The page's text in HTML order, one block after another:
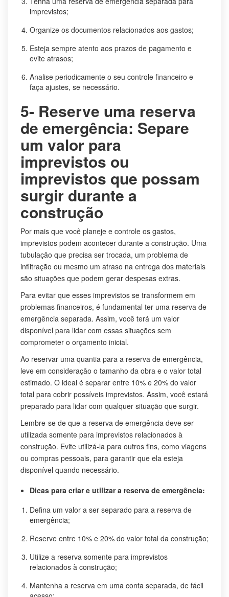
imprevistos;
Organize os documentos relacionados aos gastos;
Esteja sempre atento aos prazos de pagamento e
evite atrasos;
Analise periodicamente o seu controle financeiro e
faça ajustes, se necessário.
5- Reserve uma reserva
de emergência: Separe
um valor para
imprevistos ou
imprevistos que possam
surgir durante a
construção
Por mais que você planeje e controle os gastos,
imprevistos podem acontecer durante a construção. Uma
tubulação que precisa ser trocada, um problema de
infiltração ou mesmo um atraso na entrega dos materiais
são situações que podem gerar despesas extras.
Para evitar que esses imprevistos se transformem em
problemas financeiros, é fundamental ter uma reserva de
emergência separada. Assim, você terá um valor
disponível para lidar com essas situações sem
comprometer o orçamento inicial.
Ao reservar uma quantia para a reserva de emergência,
leve em consideração o tamanho da obra e o valor total
estimado. O ideal é separar entre 10% e 20% do valor
total para cobrir possíveis imprevistos. Assim, você estará
preparado para lidar com qualquer situação que surgir.
Lembre-se de que a reserva de emergência deve ser
utilizada somente para imprevistos relacionados à
construção. Evite utilizá-la para outros fins, como viagens
ou compras pessoais, para garantir que ela esteja
disponível quando necessário.
Dicas para criar e utilizar a reserva de emergência:
Defina um valor a ser separado para a reserva de
emergência;
Reserve entre 10% e 20% do valor total da construção;
Utilize a reserva somente para imprevistos
relacionados à construção;
Mantenha a reserva em uma conta separada, de fácil